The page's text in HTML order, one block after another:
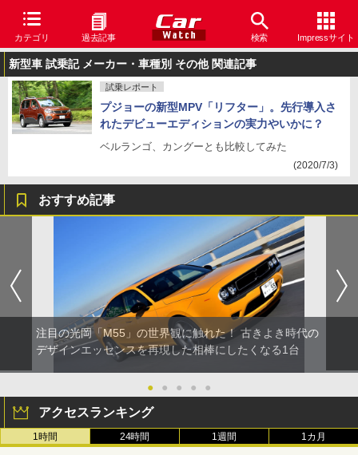
カテゴリ 過去記事 検索 Impressサイト
新型車 試乗記 メーカー・車種別 その他 関連記事
試乗レポート
プジョーの新型MPV「リフター」。先行導入さ
れたデビューエディションの実力やいかに？
ベルランゴ、カングーとも比較してみた
(2020/7/3)
おすすめ記事
注目の光岡「M55」の世界観に触れた！ 古きよき時代の
デザインエッセンスを再現した相棒にしたくなる1台
● ● ● ● ●
アクセスランキング
1時間 24時間 1週間 1カ月